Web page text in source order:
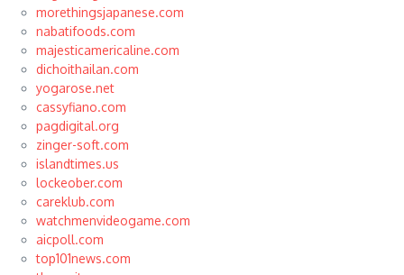
morethingsjapanese.com
nabatifoods.com
majesticamericaline.com
dichoithailan.com
yogarose.net
cassyfiano.com
pagdigital.org
zinger-soft.com
islandtimes.us
lockeober.com
careklub.com
watchmenvideogame.com
aicpoll.com
top101news.com